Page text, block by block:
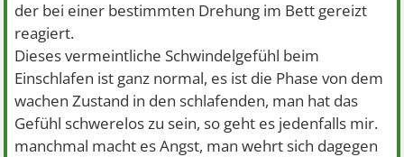
der bei einer bestimmten Drehung im Bett gereizt
reagiert.
Dieses vermeintliche Schwindelgefühl beim
Einschlafen ist ganz normal, es ist die Phase von dem
wachen Zustand in den schlafenden, man hat das
Gefühl schwerelos zu sein, so geht es jedenfalls mir.
manchmal macht es Angst, man wehrt sich dagegen